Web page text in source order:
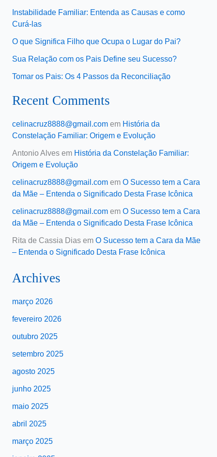
Instabilidade Familiar: Entenda as Causas e como
Curá-las
O que Significa Filho que Ocupa o Lugar do Pai?
Sua Relação com os Pais Define seu Sucesso?
Tomar os Pais: Os 4 Passos da Reconciliação
Recent Comments
celinacruz8888@gmail.comem História da
Constelação Familiar: Origem e Evolução
Antonio Alvesem História da Constelação Familiar:
Origem e Evolução
celinacruz8888@gmail.comem O Sucesso tem a Cara
da Mãe – Entenda o Significado Desta Frase Icônica
celinacruz8888@gmail.comem O Sucesso tem a Cara
da Mãe – Entenda o Significado Desta Frase Icônica
Rita de Cassia Diasem O Sucesso tem a Cara da Mãe
– Entenda o Significado Desta Frase Icônica
Archives
março 2026
fevereiro 2026
outubro 2025
setembro 2025
agosto 2025
junho 2025
maio 2025
abril 2025
março 2025